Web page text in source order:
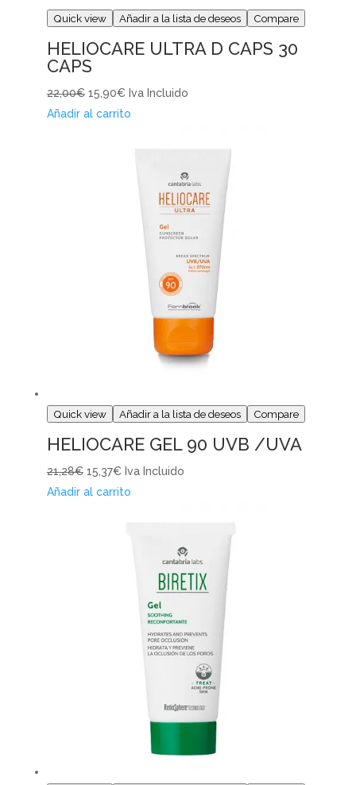
Quick view Añadir a la lista de deseos Compare
HELIOCARE ULTRA D CAPS 30
CAPS
22,00€ 15,90€ Iva Incluido
Añadir al carrito
Quick view Añadir a la lista de deseos Compare
HELIOCARE GEL 90 UVB /UVA
21,28€ 15,37€ Iva Incluido
Añadir al carrito